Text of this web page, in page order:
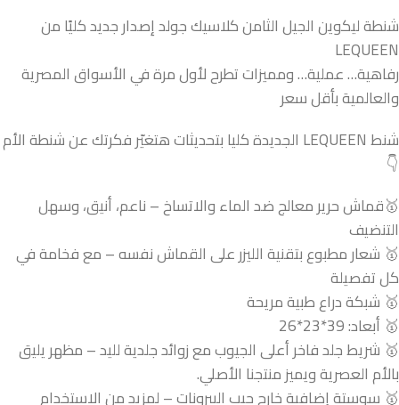
شنطة ليكوين الجيل الثامن كلاسيك جولد إصدار جديد كليًا من
LEQUEEN
رفاهية… عملية… ومميزات تطرح لأول مرة في الأسواق المصرية
والعالمية بأقل سعر
شنط LEQUEEN الجديدة كليا بتحديثات هتغيّر فكرتك عن شنطة الأم
👇
🥇قماش حرير معالج ضد الماء والاتساخ – ناعم، أنيق، وسهل
التنضيف
🥇 شعار مطبوع بتقنية الليزر على القماش نفسه – مع فخامة في
كل تفصيلة
🥇 شبكة دراع طبية مريحة
🥇 أبعاد: 39*23*26
🥇 شريط جلد فاخر أعلى الجيوب مع زوائد جلدية لليد – مظهر يليق
بالأم العصرية ويميز منتجنا الأصلي.
🥇 سوستة إضافية خارج جيب الببرونات – لمزيد من الاستخدام